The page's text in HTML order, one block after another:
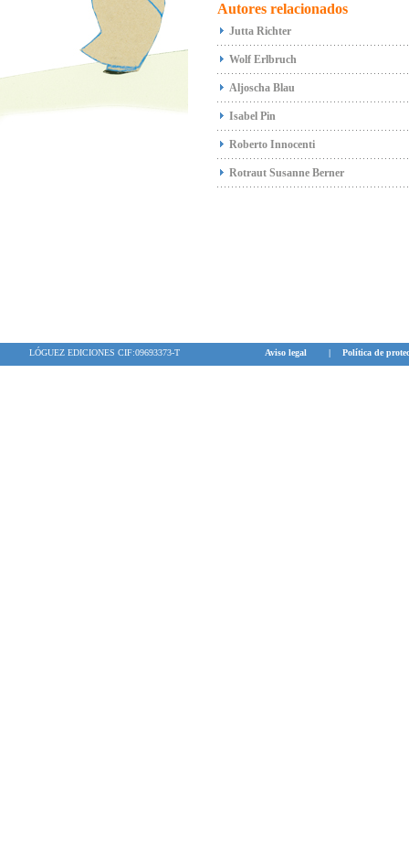
Autores relacionados
Jutta Richter
Wolf Erlbruch
Aljoscha Blau
Isabel Pin
Roberto Innocenti
Rotraut Susanne Berner
LÓGUEZ EDICIONES CIF:09693373-T Aviso legal | Política de